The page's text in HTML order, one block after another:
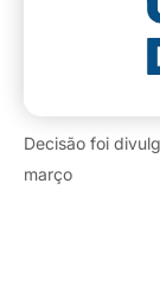
Decisão foi
março